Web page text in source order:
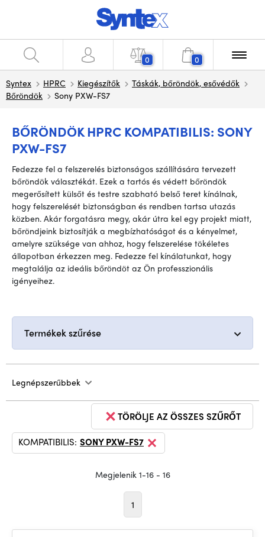
0 0
Syntex HPRC Kiegészítők
Táskák, bőröndök, esővédők
Bőröndök
Sony PXW-FS7
BŐRÖNDÖK HPRC KOMPATIBILIS: SONY
PXW-FS7
Fedezze fel a felszerelés biztonságos szállítására tervezett
bőröndök választékát. Ezek a tartós és védett bőröndök
megerősített külsőt és testre szabható belső teret kínálnak,
hogy felszerelését biztonságban és rendben tartsa utazás
közben. Akár forgatásra megy, akár útra kel egy projekt miatt,
bőröndjeink biztosítják a megbízhatóságot és a kényelmet,
amelyre szüksége van ahhoz, hogy felszerelése tökéletes
állapotban érkezzen meg. Fedezze fel kínálatunkat, hogy
megtalálja az ideális bőröndöt az Ön professzionális
igényeihez.
Termékek szűrése
Legnépszerűbbek
TÖRÖLJE AZ ÖSSZES SZŰRŐT
KOMPATIBILIS: SONY PXW-FS7
Megjelenik 1-16 - 16
1